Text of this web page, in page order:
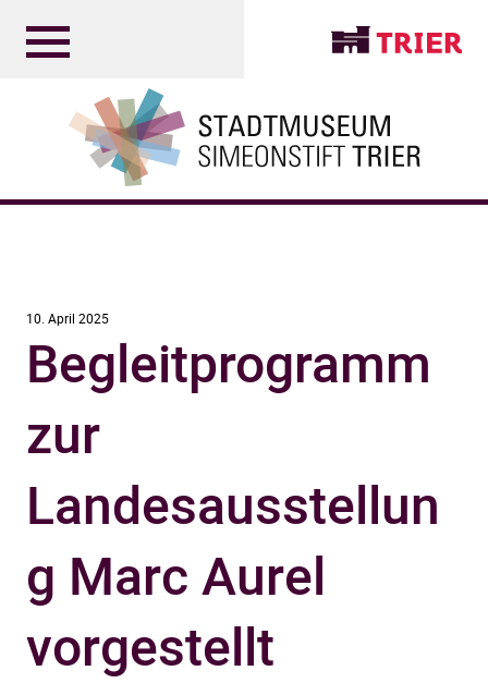
10. April 2025
Begleitprogramm
zur
Landesausstellun
g Marc Aurel
vorgestellt